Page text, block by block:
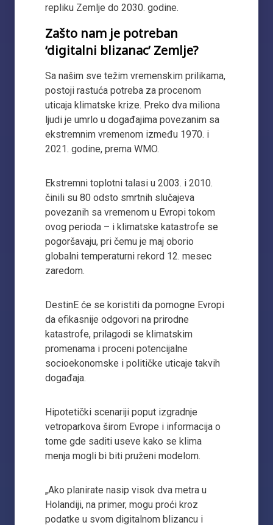
repliku Zemlje do 2030. godine.
Zašto nam je potreban
‘digitalni blizanac’ Zemlje?
Sa našim sve težim vremenskim prilikama,
postoji rastuća potreba za procenom
uticaja klimatske krize. Preko dva miliona
ljudi je umrlo u događajima povezanim sa
ekstremnim vremenom između 1970. i
2021. godine, prema WMO.
Ekstremni toplotni talasi u 2003. i 2010.
činili su 80 odsto smrtnih slučajeva
povezanih sa vremenom u Evropi tokom
ovog perioda – i klimatske katastrofe se
pogoršavaju, pri čemu je maj oborio
globalni temperaturni rekord 12. mesec
zaredom.
DestinE će se koristiti da pomogne Evropi
da efikasnije odgovori na prirodne
katastrofe, prilagodi se klimatskim
promenama i proceni potencijalne
socioekonomske i političke uticaje takvih
događaja.
Hipotetički scenariji poput izgradnje
vetroparkova širom Evrope i informacija o
tome gde saditi useve kako se klima
menja mogli bi biti pruženi modelom.
„Ako planirate nasip visok dva metra u
Holandiji, na primer, mogu proći kroz
podatke u svom digitalnom blizancu i